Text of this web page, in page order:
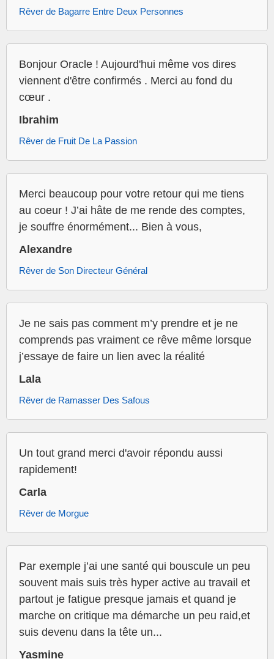
Rêver de Bagarre Entre Deux Personnes
Bonjour Oracle ! Aujourd'hui même vos dires
viennent d'être confirmés . Merci au fond du
cœur .
Ibrahim
Rêver de Fruit De La Passion
Merci beaucoup pour votre retour qui me tiens
au coeur ! J’ai hâte de me rende des comptes,
je souffre énormément... Bien à vous,
Alexandre
Rêver de Son Directeur Général
Je ne sais pas comment m’y prendre et je ne
comprends pas vraiment ce rêve même lorsque
j’essaye de faire un lien avec la réalité
Lala
Rêver de Ramasser Des Safous
Un tout grand merci d'avoir répondu aussi
rapidement!
Carla
Rêver de Morgue
Par exemple j’ai une santé qui bouscule un peu
souvent mais suis très hyper active au travail et
partout je fatigue presque jamais et quand je
marche on critique ma démarche un peu raid,et
suis devenu dans la tête un...
Yasmine